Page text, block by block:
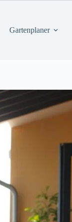
Gartenplaner